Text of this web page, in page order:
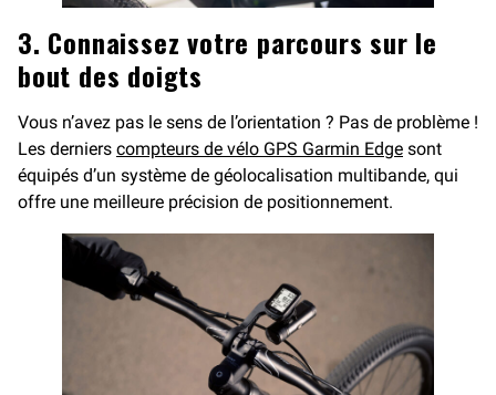
3. Connaissez votre parcours sur le
bout des doigts
Vous n’avez pas le sens de l’orientation ? Pas de problème !
Les derniers compteurs de vélo GPS Garmin Edge sont
équipés d’un système de géolocalisation multibande, qui
offre une meilleure précision de positionnement.